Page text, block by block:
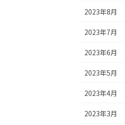
2023年8月
2023年7月
2023年6月
2023年5月
2023年4月
2023年3月